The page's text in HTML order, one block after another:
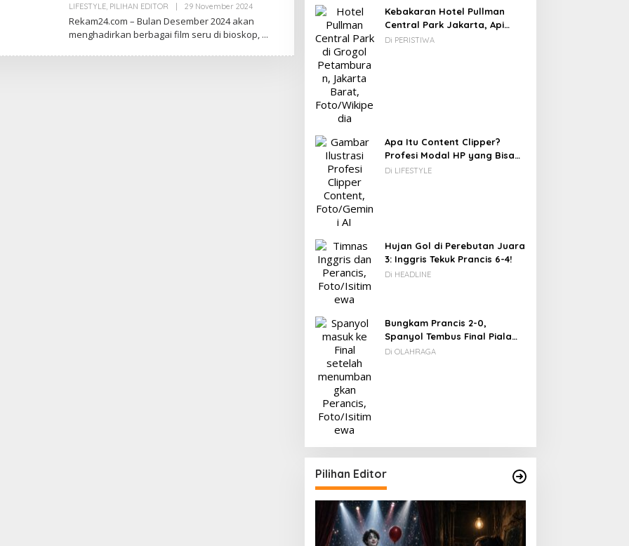
LIFESTYLE, PILIHAN EDITOR 29 November 2024Oleh
Rekam24.com – Bulan Desember 2024 akan
menghadirkan berbagai film seru di bioskop,
Kebakaran Hotel Pullman
Central Park Jakarta, Api
Berawal dari Gedung Parkir
Di PERISTIWA
Apa Itu Content Clipper?
Profesi Modal HP yang Bisa
Menghasilkan Puluhan Juta
Di LIFESTYLE
Hujan Gol di Perebutan Juara
3: Inggris Tekuk Prancis 6-4!
Di HEADLINE
Bungkam Prancis 2-0,
Spanyol Tembus Final Piala
Dunia 2026
Di OLAHRAGA
Pilihan Editor